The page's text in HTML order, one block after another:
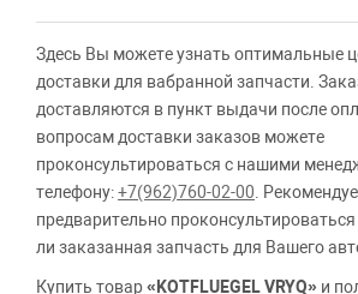
Здесь Вы можете узнать оптимальные
доставки для вабранной запчасти.
доставляются в пункт выдачи после
вопросам доставки заказов можете
проконсультироваться с нашими
телефону:+7(962)760-02-00 .
предварительно
ли заказанная запчасть для Вашего
Купить товар«KOTFLUEGEL VRYQ» и